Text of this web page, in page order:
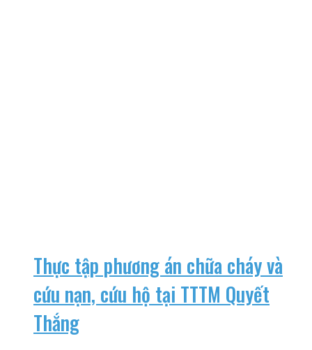
Thực tập phương án chữa cháy và
cứu nạn, cứu hộ tại TTTM Quyết
Thắng